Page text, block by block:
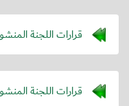
قرارات اللجنة
قرارات اللجنة